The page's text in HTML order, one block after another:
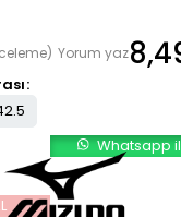
Yorum yaz
Whatsapp